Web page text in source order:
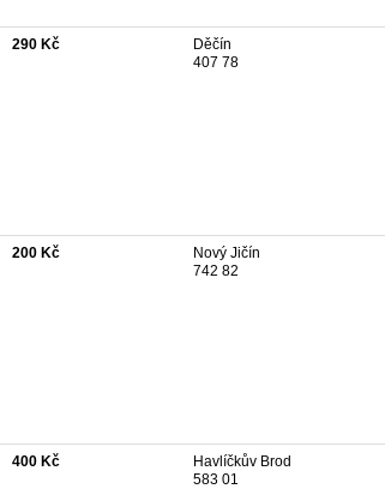
290 Kč
Děčín
407 78
200 Kč
Nový Jičín
742 82
400 Kč
Havlíčkův Brod
583 01